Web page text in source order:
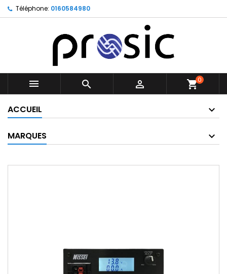
Téléphone: 0160584980
   shopping_cart0
ACCUEIL
MARQUES